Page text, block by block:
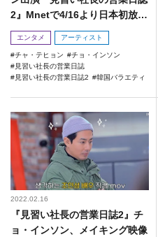
2』Mnetで4/16より日本初放
送！
エンタメ アーティスト
チャ・テヒョン
チョ・インソン
見習い社長の営業日誌
見習い社長の営業日誌2
韓国バラエティ
2022.02.16
『見習い社長の営業日誌2』チ
ョ・インソン、メイキング映像